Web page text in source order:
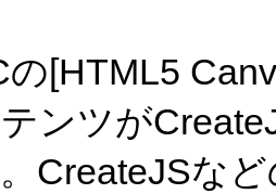
の[HTML5
ンツが
CreateJSな